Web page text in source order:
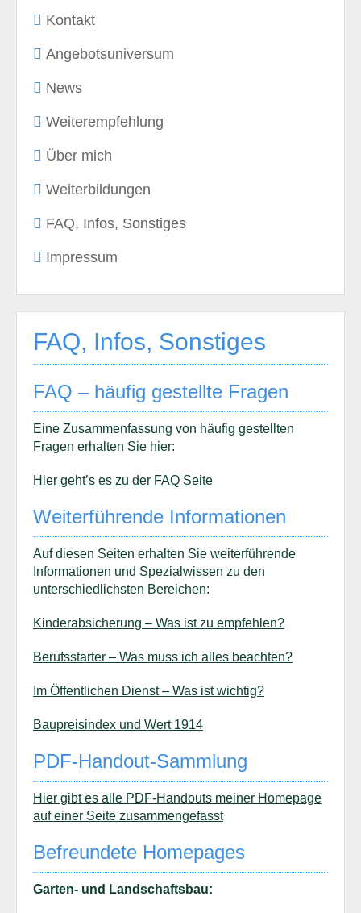
Kontakt
Angebotsuniversum
News
Weiterempfehlung
Über mich
Weiterbildungen
FAQ, Infos, Sonstiges
Impressum
FAQ, Infos, Sonstiges
FAQ – häufig gestellte Fragen
Eine Zusammenfassung von häufig gestellten
Fragen erhalten Sie hier:
Hier geht’s es zu der FAQ Seite
Weiterführende Informationen
Auf diesen Seiten erhalten Sie weiterführende
Informationen und Spezialwissen zu den
unterschiedlichsten Bereichen:
Kinderabsicherung – Was ist zu empfehlen?
Berufsstarter – Was muss ich alles beachten?
Im Öffentlichen Dienst – Was ist wichtig?
Baupreisindex und Wert 1914
PDF-Handout-Sammlung
Hier gibt es alle PDF-Handouts meiner Homepage
auf einer Seite zusammengefasst
Befreundete Homepages
Garten- und Landschaftsbau: